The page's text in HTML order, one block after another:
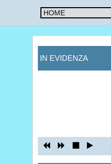
IN EVIDENZA